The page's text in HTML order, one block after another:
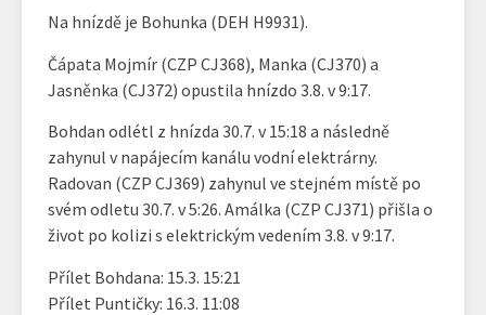
Na hnízdě je Bohunka (DEH H9931).
Čápata Mojmír (CZP CJ368), Manka (CJ370) a
Jasněnka (CJ372) opustila hnízdo 3.8. v 9:17.
Bohdan odlétl z hnízda 30.7. v 15:18 a následně
zahynul v napájecím kanálu vodní elektrárny.
Radovan (CZP CJ369) zahynul ve stejném místě po
svém odletu 30.7. v 5:26. Amálka (CZP CJ371) přišla o
život po kolizi s elektrickým vedením 3.8. v 9:17.
Přílet Bohdana: 15.3. 15:21
Přílet Puntičky: 16.3. 11:08